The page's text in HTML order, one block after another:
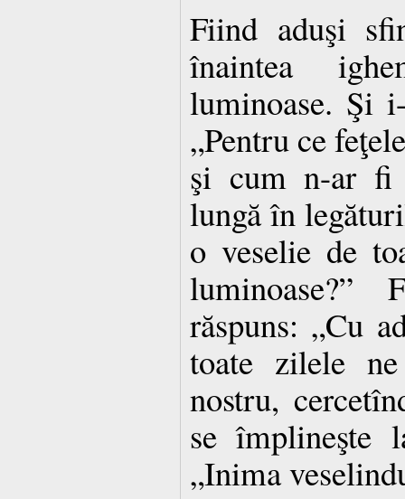
Fiind aduşi
înaintea
luminoase. Şi
„Pentru ce
şi cum n-ar fi
lungă în
o veselie de
luminoase?”
răspuns: „Cu
toate zilele
nostru,
se împlineşte
„Inima